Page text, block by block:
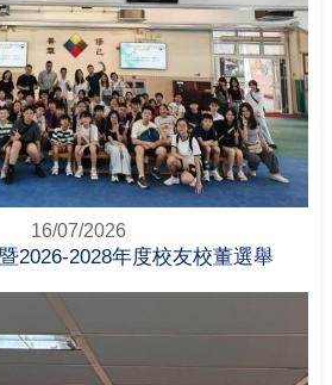
16/07/2026
2026-2028年度校友校董選舉